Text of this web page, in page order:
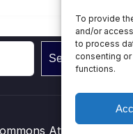
To provide
and/or
to process
consenting
functions.
Search
Attribution 4.0